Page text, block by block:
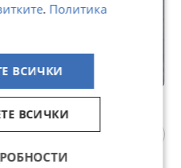
. Политика
ВСИЧКИ
ВСИЧКИ